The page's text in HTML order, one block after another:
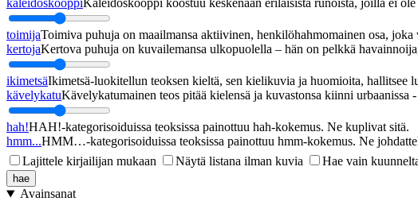
toimijaToimiva puhuja on maailmansa aktiivinen, henkilöhahmomainen osa, joka
kertojaKertova puhuja on kuvailemansa ulkopuolella – hän on pelkkä
ikimetsäIkimetsä-luokitellun teoksen kieltä, sen kielikuvia ja huomioita,
kävelykatuKävelykatumainen teos pitää kielensä ja kuvastonsa kiinni urbaanissa
hah!HAH!-kategorisoiduissa teoksissa painottuu hah-kokemus. Ne kuplivat sitä.
hmm...HMM…-kategorisoiduissa teoksissa painottuu hmm-kokemus. Ne
Lajittele kirjailijan mukaan
Näytä listana ilman kuvia Hae vain
Avainsanat